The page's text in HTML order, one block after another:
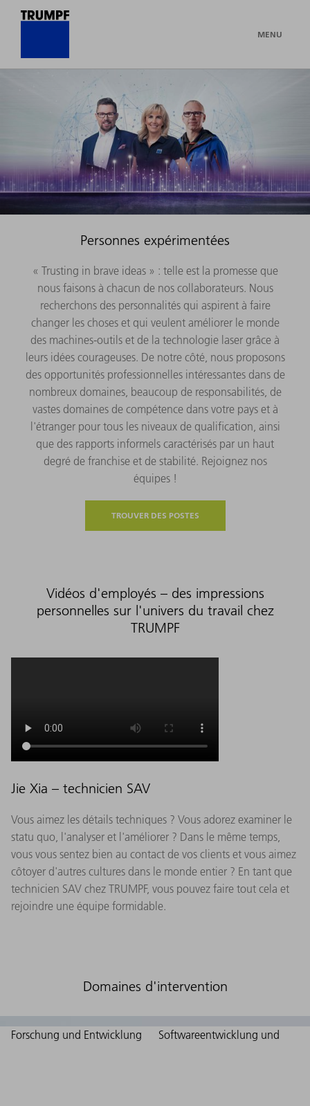
MENU
Personnes expérimentées
« Trusting in brave ideas » : telle est la promesse que
nous faisons à chacun de nos collaborateurs. Nous
recherchons des personnalités qui aspirent à faire
changer les choses et qui veulent améliorer le monde
des machines-outils et de la technologie laser grâce à
leurs idées courageuses. De notre côté, nous proposons
des opportunités professionnelles intéressantes dans de
nombreux domaines, beaucoup de responsabilités, de
vastes domaines de compétence dans votre pays et à
l'étranger pour tous les niveaux de qualification, ainsi
que des rapports informels caractérisés par un haut
degré de franchise et de stabilité. Rejoignez nos
équipes !
TROUVER DES POSTES
Vidéos d'employés – des impressions
personnelles sur l'univers du travail chez
TRUMPF
Jie Xia – technicien SAV
Vous aimez les détails techniques ? Vous adorez examiner le
statu quo, l'analyser et l'améliorer ? Dans le même temps,
vous vous sentez bien au contact de vos clients et vous aimez
côtoyer d'autres cultures dans le monde entier ? En tant que
technicien SAV chez TRUMPF, vous pouvez faire tout cela et
rejoindre une équipe formidable.
Domaines d'intervention
Forschung und Entwicklung Softwareentwicklung und